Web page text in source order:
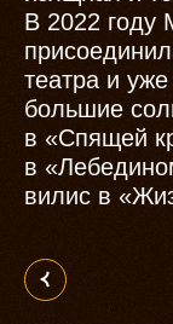
В 2022
театра и
большие
в «Спящей
в
вилис в